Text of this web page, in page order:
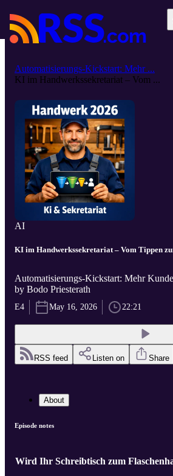
Automatisierungs-Kickstart: Mehr ...
KI im Handwerkssekretariat – Vom ...
AI
KI im Handwerkssekretariat – Vom Tippen
Automatisierungs-Kickstart: Mehr
by Bodo Priesterath
E4 May 16, 2026 22:21
RSS feed Listen on Share
About
Episode notes
Wird Ihr Schreibtisch zum